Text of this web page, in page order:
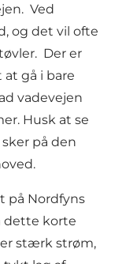
Ved
og det vil ofte
Der er
gå i bare
vadevejen
Husk at se
på den
på Nordfyns
dette korte
stærk strøm,